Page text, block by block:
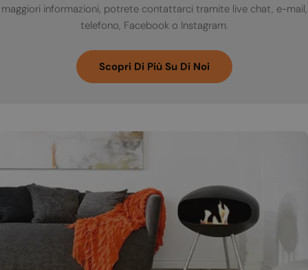
maggiori informazioni, potrete contattarci tramite live chat, e-mail,
telefono, Facebook o Instagram.
Scopri Di Più Su Di Noi